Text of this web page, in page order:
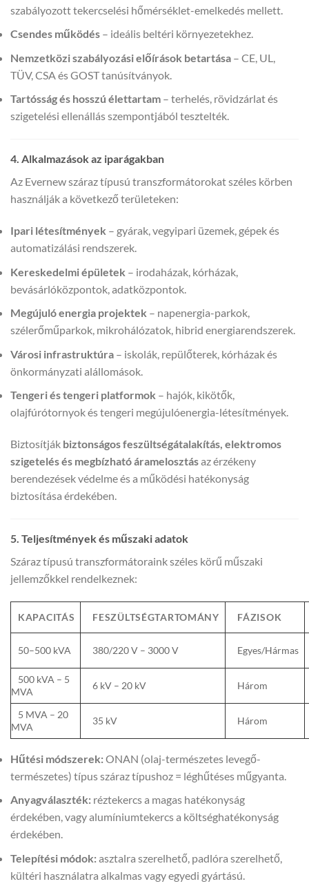
szabályozott tekercselési hőmérséklet-emelkedés mellett.
Csendes működés – ideális beltéri környezetekhez.
Nemzetközi szabályozási előírások betartása – CE, UL,
TÜV, CSA és GOST tanúsítványok.
Tartósság és hosszú élettartam – terhelés, rövidzárlat és
szigetelési ellenállás szempontjából tesztelték.
4. Alkalmazások az iparágakban
Az Evernew száraz típusú transzformátorokat széles körben
használják a következő területeken:
Ipari létesítmények – gyárak, vegyipari üzemek, gépek és
automatizálási rendszerek.
Kereskedelmi épületek – irodaházak, kórházak,
bevásárlóközpontok, adatközpontok.
Megújuló energia projektek – napenergia-parkok,
szélerőműparkok, mikrohálózatok, hibrid energiarendszerek.
Városi infrastruktúra – iskolák, repülőterek, kórházak és
önkormányzati alállomások.
Tengeri és tengeri platformok – hajók, kikötők,
olajfúrótornyok és tengeri megújulóenergia-létesítmények.
Biztosítják biztonságos feszültségátalakítás, elektromos
szigetelés és megbízható áramelosztásaz érzékeny
berendezések védelme és a működési hatékonyság
biztosítása érdekében.
5. Teljesítmények és műszaki adatok
Száraz típusú transzformátoraink széles körű műszaki
jellemzőkkel rendelkeznek:
KAPACITÁS FESZÜLTSÉGTARTOMÁNY FÁZISOK
50–500 kVA 380/220 V – 3000 V Egyes/Hármas
500 kVA – 5
MVA
6 kV – 20 kV Három
5 MVA – 20
MVA
35 kV Három
Hűtési módszerek:ONAN (olaj-természetes levegő-
természetes) típus száraz típushoz = léghűtéses műgyanta.
Anyagválaszték: réztekercs a magas hatékonyság
érdekében, vagy alumíniumtekercs a költséghatékonyság
érdekében.
Telepítési módok:asztalra szerelhető, padlóra szerelhető,
kültéri használatra alkalmas vagy egyedi gyártású.